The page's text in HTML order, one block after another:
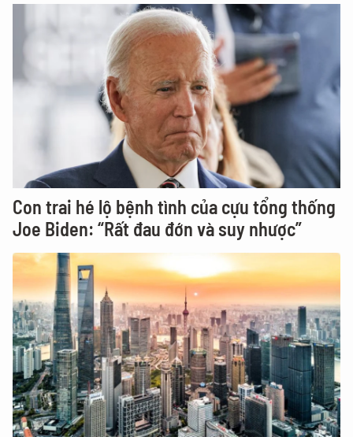
Con trai hé lộ bệnh tình của cựu tổng thống
Joe Biden: “Rất đau đớn và suy nhược”